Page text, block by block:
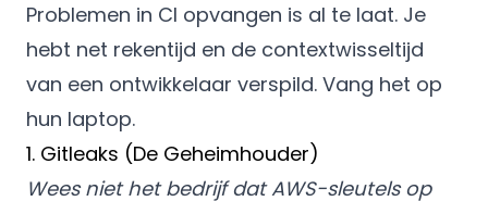
Problemen in CI opvangen is al te laat. Je
hebt net rekentijd en de contextwisseltijd
van een ontwikkelaar verspild. Vang het op
hun laptop.
1. Gitleaks (De Geheimhouder)
Wees niet het bedrijf dat AWS-sleutels op